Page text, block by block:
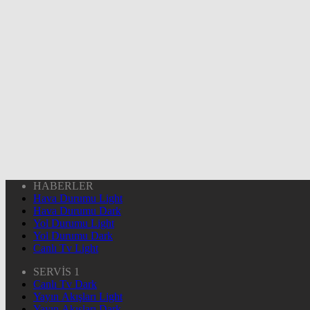
HABERLER
Hava Durumu Light
Hava Durumu Dark
Yol Durumu Light
Yol Durumu Dark
Canlı Tv Light
SERVİS 1
Canlı Tv Dark
Yayın Akışları Light